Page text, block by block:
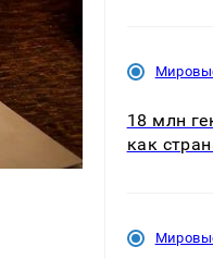
18 млн
как